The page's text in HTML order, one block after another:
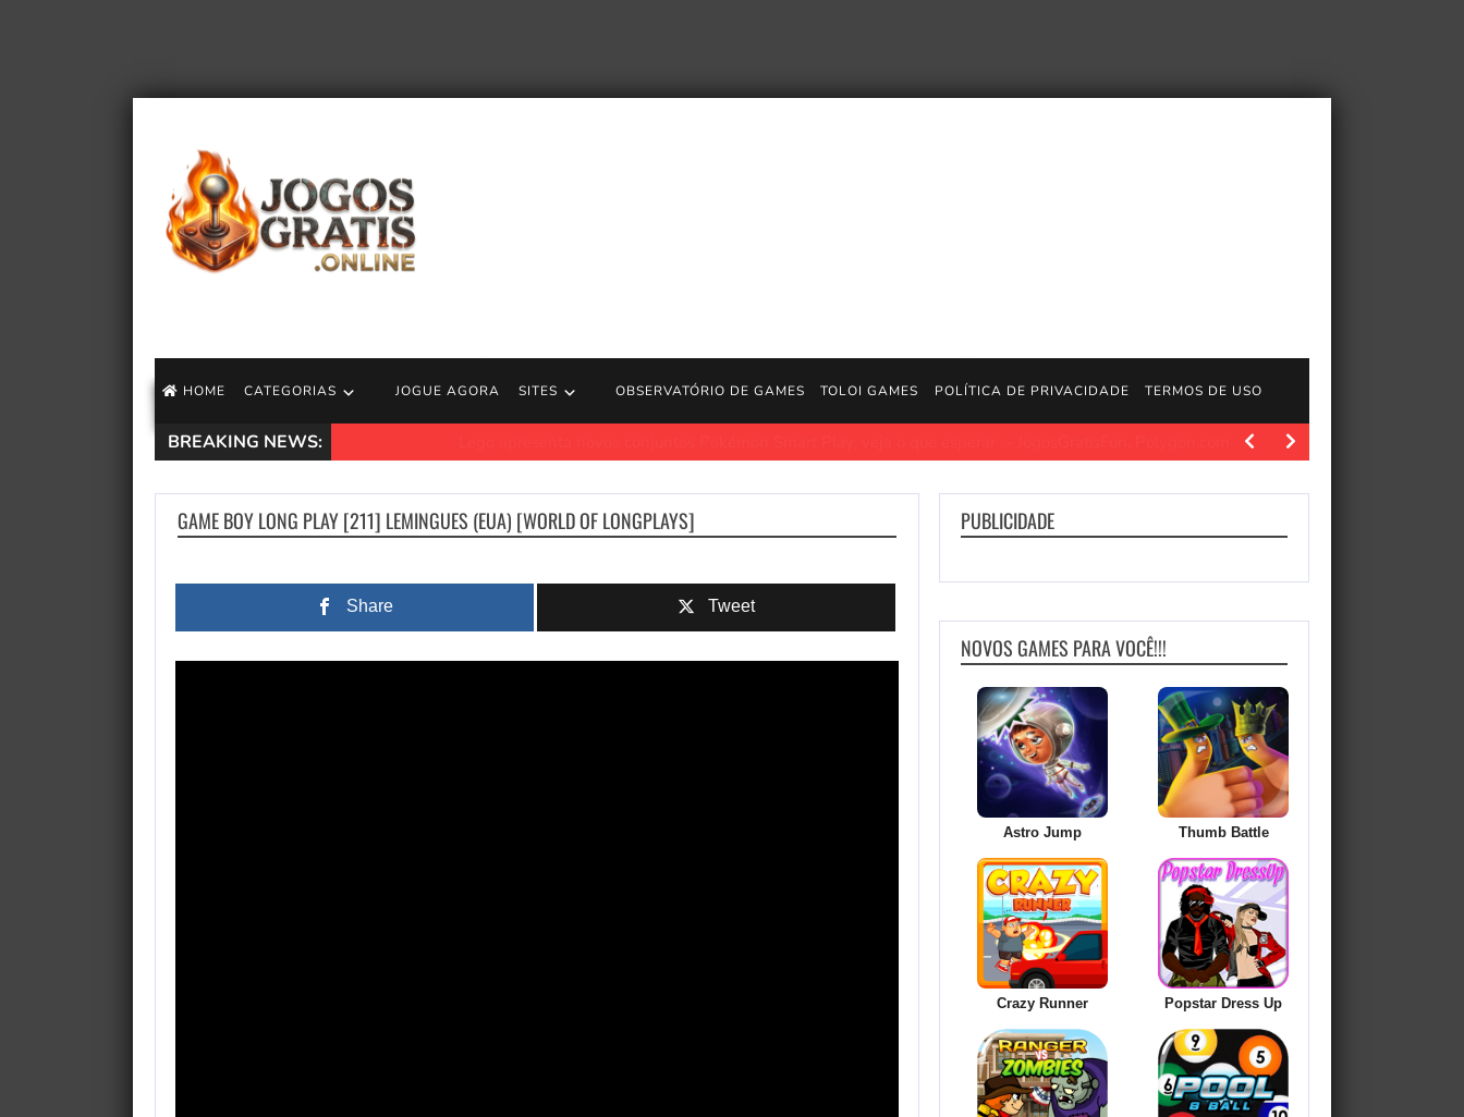
HOME CATEGORIAS JOGUE AGORA SITES OBSERVATÓRIO DE GAMES TOLOI GAMES POLÍTICA DE PRIVACIDADE TERMOS DE USO
BREAKING NEWS: JogosGratisFun. Polygon.com. Fonte da imagem: Polygon Fonte da
GAME BOY LONG PLAY [211] LEMINGUES (EUA) [WORLD OF LONGPLAYS]
Share Tweet
PUBLICIDADE
NOVOS GAMES PARA VOCÊ!!!
Astro Jump Thumb Battle
Crazy Runner Popstar Dress Up